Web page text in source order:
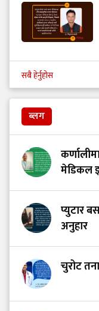
सबै हेर्नुहोस
ब्लग
मेडिकल
प्युटार
अनुहार
चुरोट